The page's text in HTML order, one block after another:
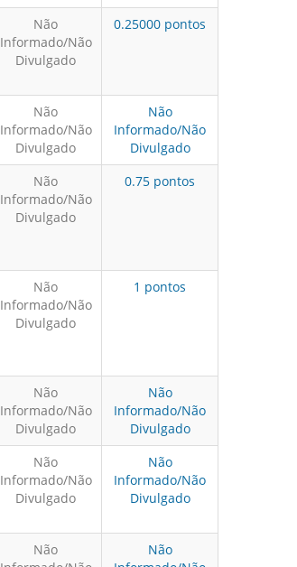
Não
Informado/Não
Divulgado
0.25000 pontos
Não
Informado/Não
Divulgado
Não
Informado/Não
Divulgado
Não
Informado/Não
Divulgado
0.75 pontos
Não
Informado/Não
Divulgado
1 pontos
Não
Informado/Não
Divulgado
Não
Informado/Não
Divulgado
Não
Informado/Não
Divulgado
Não
Informado/Não
Divulgado
Não
Não